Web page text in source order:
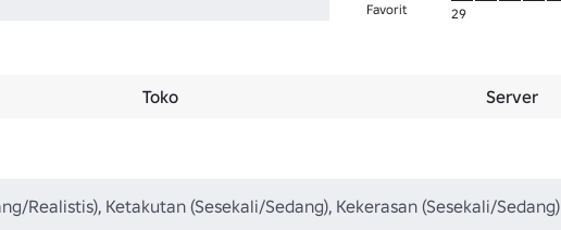
Favorit 29
Toko Server
Realistis), Ketakutan (Sesekali/Sedang), Kekerasan (Sesekali/Sedang)